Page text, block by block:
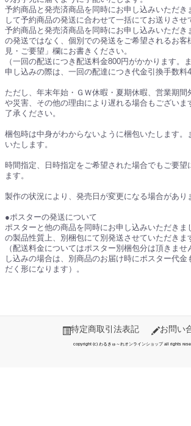
予約商品と発売済商品を同時にお申し込みいただき
して予約商品の発送に合わせて一括にてお送りさせ
予約商品と発売済商品を同時にお申し込みいただき
の発送ではなく、個別での発送をご希望されるお客
見・ご要望」欄にお書きください。
（一回の配送につき配送料金800円がかかります。
申し込みの際は、一回の配達につき代金引換手数料
ただし、年末年始・ＧＷ休暇・夏期休暇、営業期間
や災害、その他の理由により遅れる場合もございま
了承ください。
梱包時は中身がわからないように梱包いたします。
いたします。
時間指定、日時指定をご希望された場合でもご要望
ます。
製作の状況により、発売日が変更になる場合があり
●ポスターの発送について
ポスターと他の商品を同時にお申し込みいただきま
の製品性質上、別梱包にて別発送させていただきま
（配送料金についてはポスター別梱包分は頂きませ
し込みの場合は、別商品のお届け時にポスター代金
だく形になります）。
特定商取引法表記 お問い
copyright (c) わるきゅ～れオンラインショップ all rights